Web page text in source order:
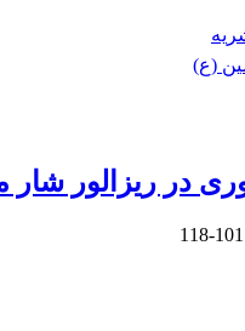
(ع)
در ریزالور شار
101-118